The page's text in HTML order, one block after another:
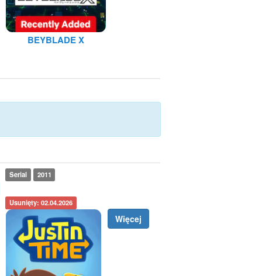
BEYBLADE X
Serial 2011
Usunięty: 02.04.2026
Więcej